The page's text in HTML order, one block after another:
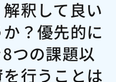
釈して良い
？優先的に
つの課題以
行うことは